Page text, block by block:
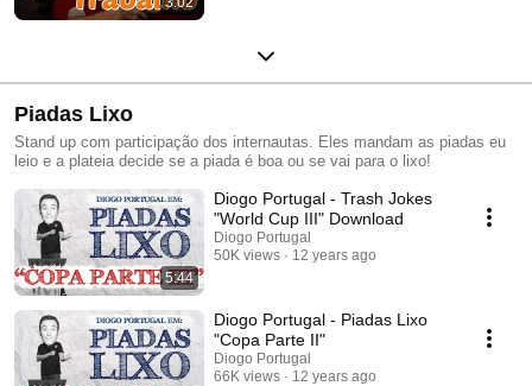
Piadas Lixo
Stand up com participação dos internautas. Eles mandam as piadas eu
leio e a plateia decide se a piada é boa ou se vai para o lixo!
5:44
Diogo Portugal - Trash Jokes
"World Cup III" Download
Diogo Portugal
50K views
12 years ago
Diogo Portugal - Piadas Lixo
"Copa Parte II"
Diogo Portugal
66K views
12 years ago